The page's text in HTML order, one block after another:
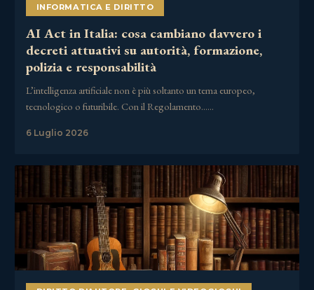
INFORMATICA E DIRITTO
AI Act in Italia: cosa cambiano davvero i
decreti attuativi su autorità, formazione,
polizia e responsabilità
L’intelligenza artificiale non è più soltanto un tema europeo,
tecnologico o futuribile. Con il Regolamento……
6 Luglio 2026